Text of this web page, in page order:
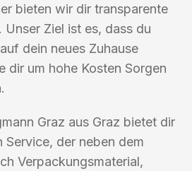
bieten wir dir transparente
Unser Ziel ist es, dass du
dein neues Zuhause
dir um hohe Kosten Sorgen
Graz aus Graz bietet dir
Service, der neben dem
Verpackungsmaterial,